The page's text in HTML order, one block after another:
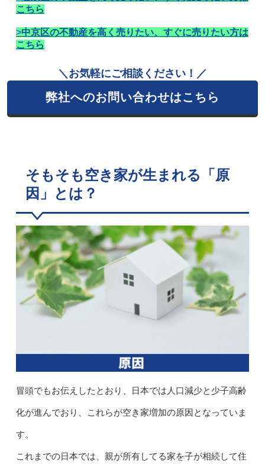
こちら
>中京区の不動産を高く売りたい、すぐに売りたい方は
こちら
＼お気軽にご相談ください！／
弊社へのお問い合わせはこちら
そもそも空き家が生まれる「原
因」とは？
冒頭でもお伝えしたとおり、日本では人口減少と少子高齢
化が進んでおり、これらが空き家増加の原因となっていま
す。
これまでの日本では、親が所有してる家を子が相続して住